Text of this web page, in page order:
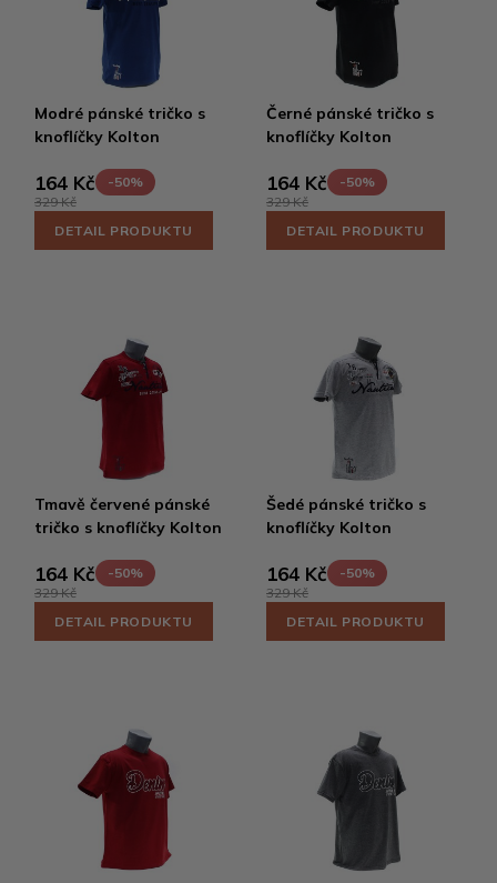
Modré pánské tričko s
knoflíčky Kolton
164 Kč
-50%
329 Kč
DETAIL PRODUKTU
Černé pánské tričko s
knoflíčky Kolton
164 Kč
-50%
329 Kč
DETAIL PRODUKTU
Tmavě červené pánské
tričko s knoflíčky Kolton
164 Kč
-50%
329 Kč
DETAIL PRODUKTU
Šedé pánské tričko s
knoflíčky Kolton
164 Kč
-50%
329 Kč
DETAIL PRODUKTU